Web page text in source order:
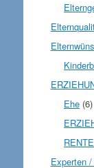
Ehe (6)
Experten